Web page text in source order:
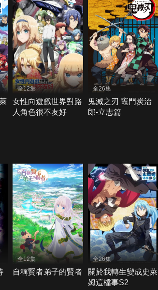
全12集
女性向遊戲世界對路
人角色很不友好
全26集
鬼滅之刃 竈門炭治
郎-立志篇
全12集
自稱賢者弟子的賢者
全26集
關於我轉生變成史萊
姆這檔事S2